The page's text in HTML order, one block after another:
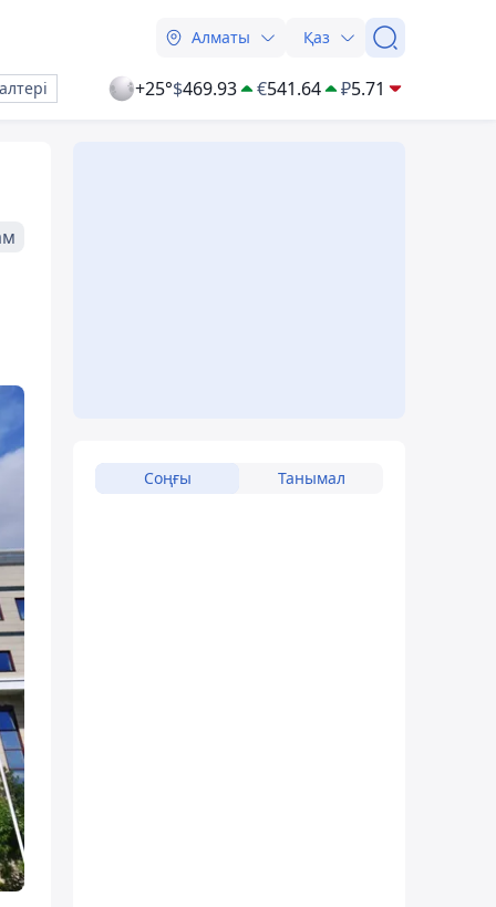
Алматы Қаз
+25°$469.93 €541.64 ₽5.71
Соңғы Танымал